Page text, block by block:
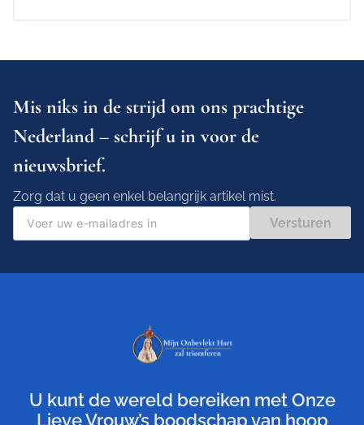
Mis niks in de strijd om ons prachtige
Nederland – schrijf u in voor de
nieuwsbrief.
Zorg dat u geen enkel belangrijk artikel mist.
Versturen
U kunt de wereld bereiken met Onze
Lieve Vrouw’s boodschap van hoop